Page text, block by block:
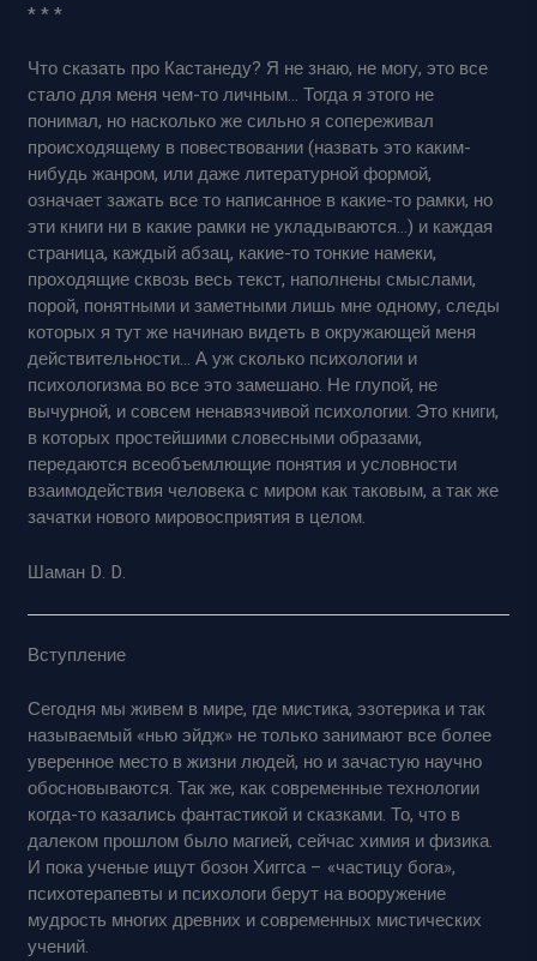
* * *
Что сказать про Кастанеду? Я не знаю, не могу, это все
стало для меня чем-то личным… Тогда я этого не
понимал, но насколько же сильно я сопереживал
происходящему в повествовании (назвать это каким-
нибудь жанром, или даже литературной формой,
означает зажать все то написанное в какие-то рамки, но
эти книги ни в какие рамки не укладываются…) и каждая
страница, каждый абзац, какие-то тонкие намеки,
проходящие сквозь весь текст, наполнены смыслами,
порой, понятными и заметными лишь мне одному, следы
которых я тут же начинаю видеть в окружающей меня
действительности… А уж сколько психологии и
психологизма во все это замешано. Не глупой, не
вычурной, и совсем ненавязчивой психологии. Это книги,
в которых простейшими словесными образами,
передаются всеобъемлющие понятия и условности
взаимодействия человека с миром как таковым, а так же
зачатки нового мировосприятия в целом.
Шаман D. D.
Вступление
Сегодня мы живем в мире, где мистика, эзотерика и так
называемый «нью эйдж» не только занимают все более
уверенное место в жизни людей, но и зачастую научно
обосновываются. Так же, как современные технологии
когда-то казались фантастикой и сказками. То, что в
далеком прошлом было магией, сейчас химия и физика.
И пока ученые ищут бозон Хиггса – «частицу бога»,
психотерапевты и психологи берут на вооружение
мудрость многих древних и современных мистических
учений.